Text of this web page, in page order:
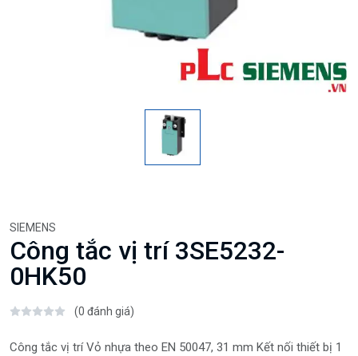
SIEMENS
Công tắc vị trí 3SE5232-
0HK50
(0 đánh giá)
Công tắc vị trí Vỏ nhựa theo EN 50047, 31 mm Kết nối thiết bị 1